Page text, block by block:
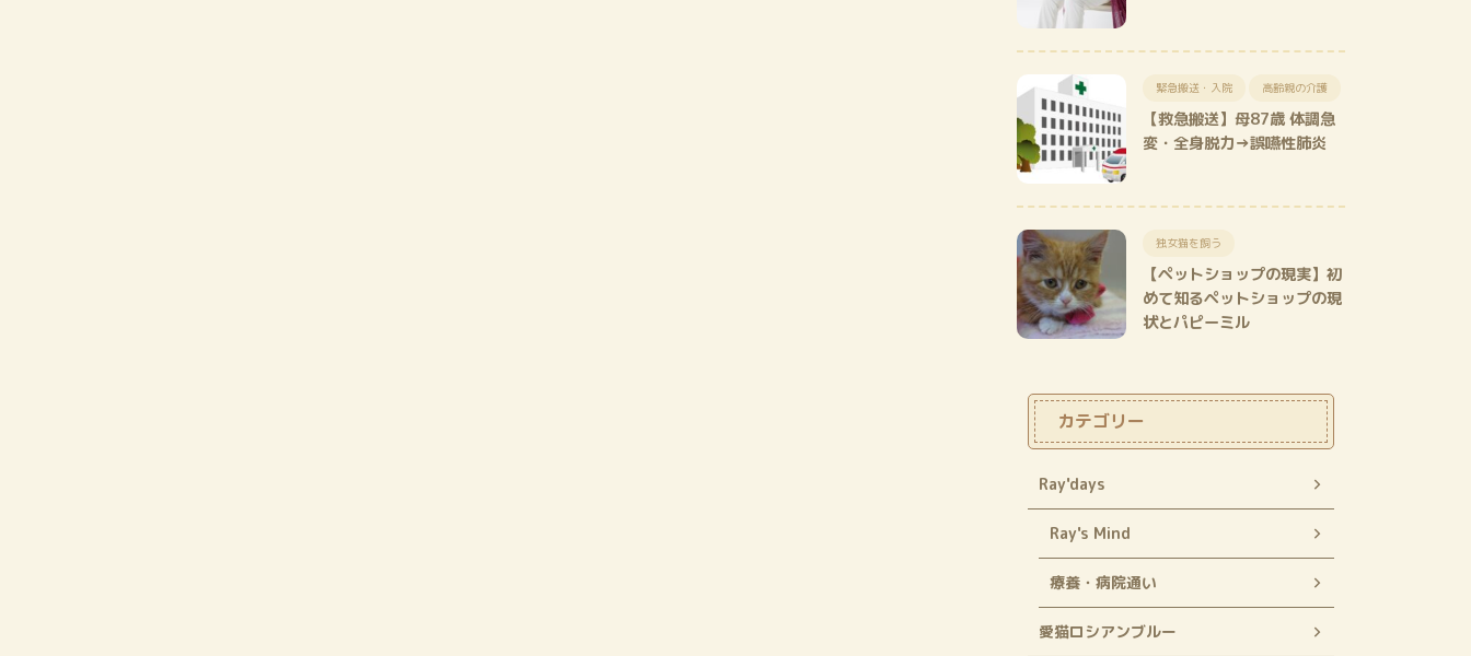
緊急搬送・入院 高齢親の介護
【救急搬送】母87歳 体調急
変・全身脱力→誤嚥性肺炎
独女猫を飼う
【ペットショップの現実】初
めて知るペットショップの現
状とパピーミル
カテゴリー
Ray'days
Ray's Mind
療養・病院通い
愛猫ロシアンブルー